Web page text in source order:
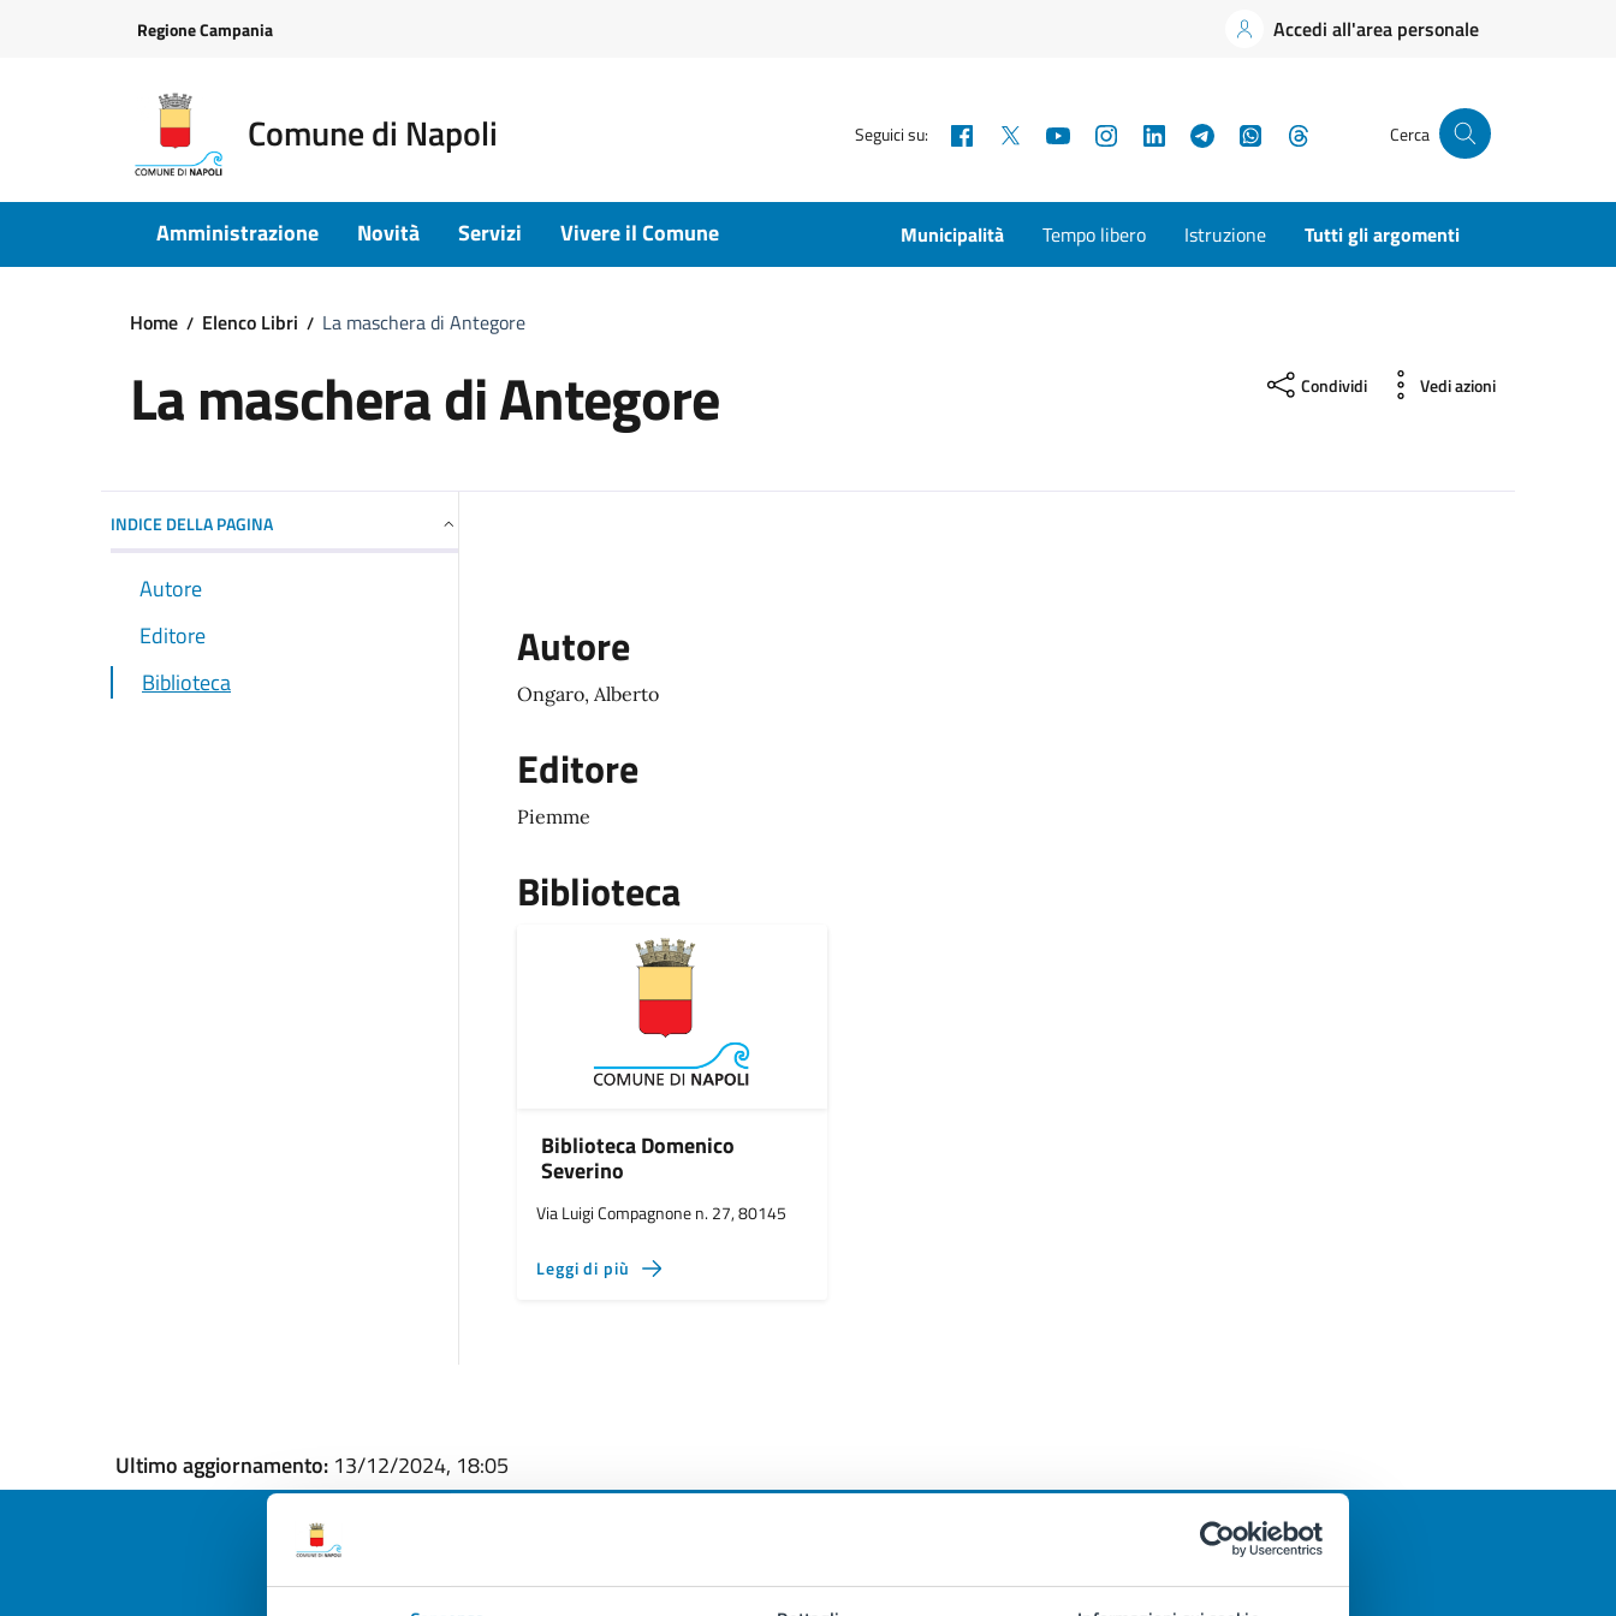
Regione Campania Accedi all'area personale
Comune di Napoli Seguici su: Facebook YouTubeInstagramLinkedInTelegramWhatsApp Cerca
Amministrazione Novità Servizi Vivere il Comune Municipalità Tempo libero Istruzione Tutti gli argomenti
Home Elenco Libri La maschera di Antegore
La maschera di Antegore Condividi Vedi azioni
INDICE DELLA PAGINA
Autore
Editore
Biblioteca
Autore
Ongaro, Alberto
Editore
Piemme
Biblioteca
Biblioteca Domenico
Severino
Via Luigi Compagnone n. 27, 80145
Leggi di più
Ultimo aggiornamento: 13/12/2024, 18:05